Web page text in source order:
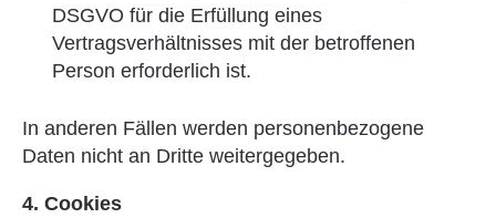
DSGVO für die Erfüllung eines
Vertragsverhältnisses mit der betroffenen
Person erforderlich ist.
In anderen Fällen werden personenbezogene
Daten nicht an Dritte weitergegeben.
4. Cookies